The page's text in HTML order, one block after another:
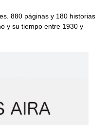
880 páginas y 180 historias
y su tiempo entre 1930 y